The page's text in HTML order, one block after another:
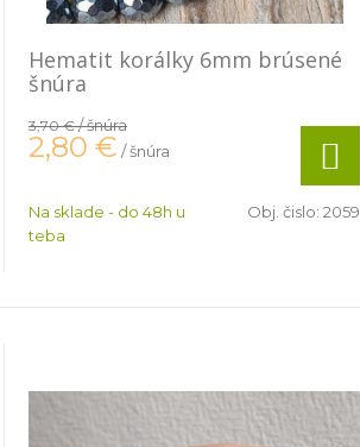
Hematit korálky 6mm brúsené
šnúra
3,70 €/ šnúra
2,80 € / šnúra
Na sklade - do 48h u
teba
Obj. čislo: 2059